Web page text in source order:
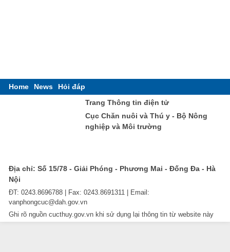
Home News
Hỏi đáp
Trang Thông tin điện tử
Cục Chăn nuôi và Thú y - Bộ Nông
nghiệp và Môi trường
Địa chỉ: Số 15/78 - Giải Phóng - Phương Mai - Đống Đa - Hà
Nội
ĐT: 0243.8696788 | Fax: 0243.8691311 | Email:
vanphongcuc@dah.gov.vn
Ghi rõ nguồn cucthuy.gov.vn khi sử dụng lại thông tin từ website này